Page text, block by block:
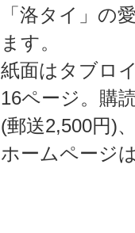
「洛タイ」の
ます。
紙面はタブロ
16ページ。購
(郵送2,500円)
ホームページ